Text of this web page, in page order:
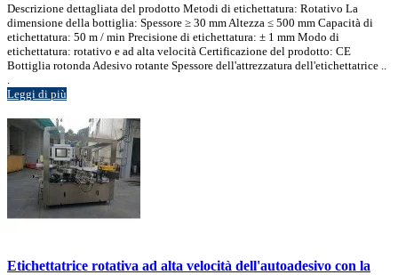
Descrizione dettagliata del prodotto Metodi di etichettatura: Rotativo La
dimensione della bottiglia: Spessore ≥ 30 mm Altezza ≤ 500 mm Capacità di
etichettatura: 50 m / min Precisione di etichettatura: ± 1 mm Modo di
etichettatura: rotativo e ad alta velocità Certificazione del prodotto: CE
Bottiglia rotonda Adesivo rotante Spessore dell'attrezzatura dell'etichettatrice ..
Leggi di più
Etichettatrice rotativa ad alta velocità dell'autoadesivo con la